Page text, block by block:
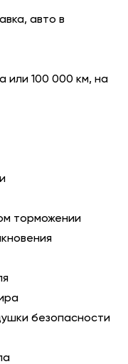
авто в
или 100 000 км, на
торможении
безопасности